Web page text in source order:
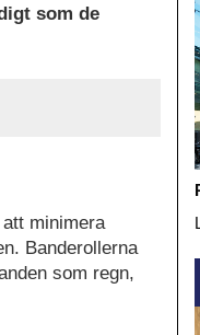
som de
minimera
Banderollerna
som regn,